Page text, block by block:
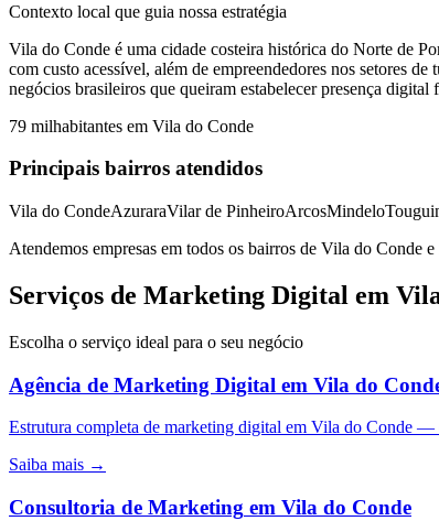
Contexto local que guia nossa estratégia
Vila do Conde é uma cidade costeira histórica do Norte de
com custo acessível, além de empreendedores nos setores
negócios brasileiros que queiram estabelecer presença digital
79 milhabitantes em Vila do Conde
Principais bairros atendidos
Vila do CondeAzuraraVilar de PinheiroArcosMindelo
Atendemos empresas em todos os bairros de Vila do Conde e
Serviços de Marketing Digital em
Escolha o serviço ideal para o seu negócio
Agência de Marketing Digital em Vila do
Estrutura completa de marketing digital em Vila do Conde
Saiba mais →
Consultoria de Marketing em Vila do Conde